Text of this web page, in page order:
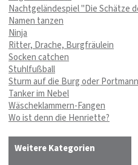
Nachtgeländespiel "Die Schätze
Namen tanzen
Ninja
Ritter, Drache, Burgfräulein
Socken catchen
Stuhlfußball
Sturm auf die Burg oder Portmann
Tanker im Nebel
Wäscheklammern-Fangen
Wo ist denn die Henriette?
Weitere Kategorien